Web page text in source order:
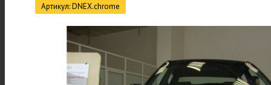
Артикул: DNEX.chrome